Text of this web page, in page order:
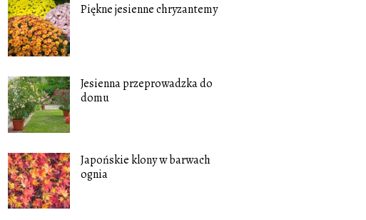
Piękne jesienne chryzantemy
Jesienna przeprowadzka do
domu
Japońskie klony w barwach
ognia